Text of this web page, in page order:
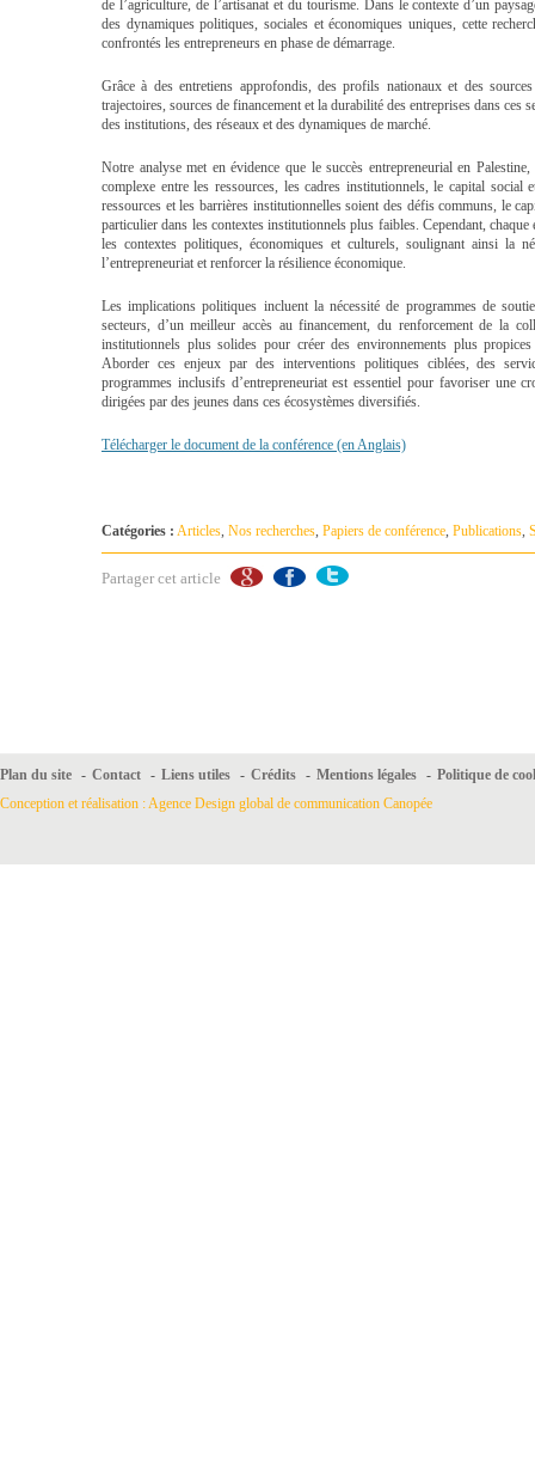
de l’agriculture, de l’artisanat et du tourisme. Dans le contexte d’un
des dynamiques politiques, sociales et économiques uniques, cette
confrontés les entrepreneurs en phase de démarrage.
Grâce à des entretiens approfondis, des profils nationaux et des
trajectoires, sources de financement et la durabilité des entreprises dans ces
des institutions, des réseaux et des dynamiques de marché.
Notre analyse met en évidence que le succès entrepreneurial en
complexe entre les ressources, les cadres institutionnels, le capital social
ressources et les barrières institutionnelles soient des défis communs, le
particulier dans les contextes institutionnels plus faibles. Cependant,
les contextes politiques, économiques et culturels, soulignant ainsi la
l’entrepreneuriat et renforcer la résilience économique.
Les implications politiques incluent la nécessité de programmes de
secteurs, d’un meilleur accès au financement, du renforcement de la
institutionnels plus solides pour créer des environnements plus
Aborder ces enjeux par des interventions politiques ciblées, des
programmes inclusifs d’entrepreneuriat est essentiel pour favoriser une
dirigées par des jeunes dans ces écosystèmes diversifiés.
Télécharger le document de la conférence (en Anglais)
Catégories : Articles Nos recherches Papiers de conférence Publications
Partager cet article
Plan du site - Contact - Liens utiles - Crédits - Mentions légales - Politique de
Conception et réalisation : Agence Design global de communication Canopée